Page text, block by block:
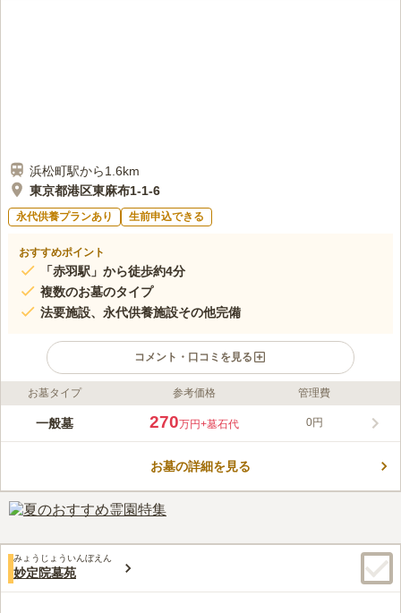
浜松町駅から1.6km
東京都港区東麻布1-1-6
永代供養プランあり 生前申込できる
おすすめポイント
「赤羽駅」から徒歩約4分
複数のお墓のタイプ
法要施設、永代供養施設その他完備
コメント・口コミを見る
ライフドット編集部のコメント
瑠璃光寺は、港区東麻布にある曹洞宗の寺院です。1614年に建
プがあり、樹木葬や集合墓、プレート墓石があります。ご家族の
方でもお使いいただけます。 設備も抜群なので安心してお参り
できます。
口コミ評価
40代男性
お供え物や花屋さんは近くにない。料理店はまあまあある。うな
ぎで有名な野田岩がある。必要なものは自宅近くか道中で買う。お線香は
確か一対で1000円位でお寺で売っています。
お墓タイプ 参考価格 管理費
一般墓 270万円+墓石代 0円
お墓の詳細を見る
みょうじょういんぼえん
妙定院墓苑